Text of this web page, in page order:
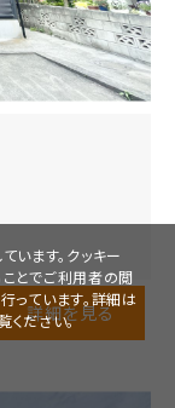
詳細を見る
います。クッキー
とでご利用者の閲
っています。詳細は
ください。